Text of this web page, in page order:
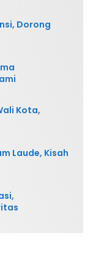
Dorong
Kota,
Laude, Kisah